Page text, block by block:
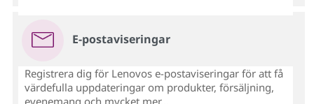
E-postaviseringar
Registrera dig för Lenovos e-postaviseringar för att få
värdefulla uppdateringar om produkter, försäljning,
evenemang och mycket mer...